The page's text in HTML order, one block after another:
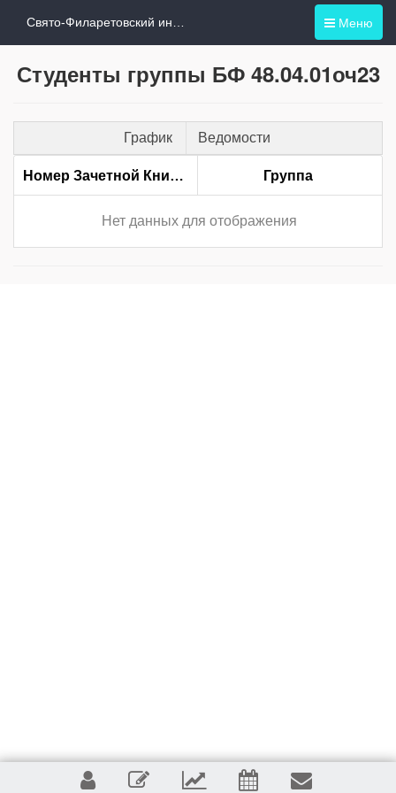
Меню
Студенты группы БФ 48.04.01оч23
График Ведомости
Номер Зачетной Книжки Группа
Нет данных для отображения